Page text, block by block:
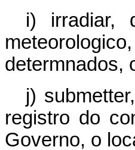
i) irradiar,
determnados,
j)
registro do
Governo, o